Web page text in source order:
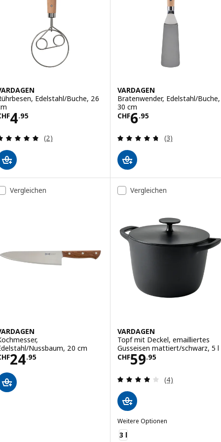
Edelstahl/Buche, 26
4.95CHF 4.95
Bewertungen: 5 von 5 Sternen. Bewertungen
(2)
VARDAGEN
Bratenwender, Edelstahl/Buche,
30 cm
CHF6.95
Preis CHF 6.95
Bewertungen:
(3)
Vergleichen
Nussbaum, 20 cm
24.95
CHF 24.95
Vergleichen
VARDAGEN
Topf mit Deckel, emailliertes
Gusseisen mattiert/schwarz, 5 l
CHF59.95
Preis CHF 59.95
Bewertungen:
(4)
Weitere Optionen
VARDAGEN
3 l